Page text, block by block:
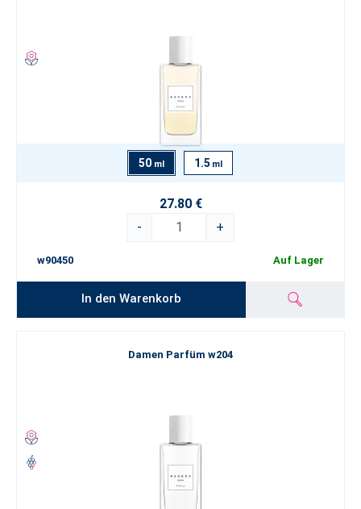
50 ml 1.5 ml
27.80 €
-
+
w90450 Auf Lager
In den Warenkorb
Damen Parfüm w204